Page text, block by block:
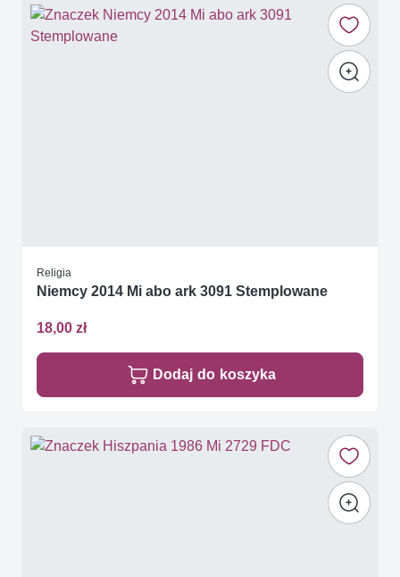
Religia
Niemcy 2014 Mi abo ark 3091 Stemplowane
18,00 zł
Dodaj do koszyka